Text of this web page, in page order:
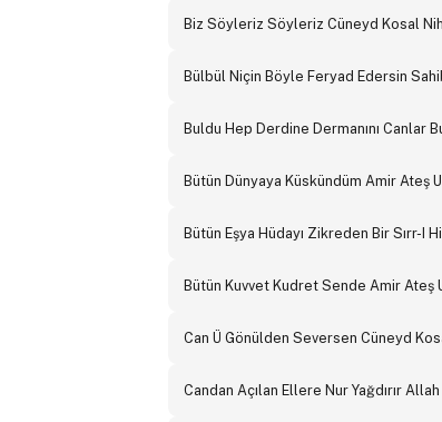
Biz Söyleriz Söyleriz Cüneyd Kosal
Bülbül Niçin Böyle Feryad Edersin
Buldu Hep Derdine Dermanını Canlar
Bütün Dünyaya Küskündüm Amir Ateş
Bütün Eşya Hüdayı Zikreden Bir Sırr-I
Bütün Kuvvet Kudret Sende Amir Ateş
Can Ü Gönülden Seversen Cüneyd
Candan Açılan Ellere Nur Yağdırır